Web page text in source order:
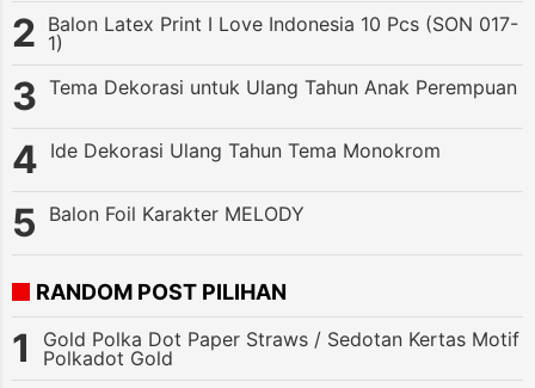
Balon Latex Print I Love Indonesia 10 Pcs (SON 017-
1)
Tema Dekorasi untuk Ulang Tahun Anak Perempuan
Ide Dekorasi Ulang Tahun Tema Monokrom
Balon Foil Karakter MELODY
RANDOM POST PILIHAN
Gold Polka Dot Paper Straws / Sedotan Kertas Motif
Polkadot Gold